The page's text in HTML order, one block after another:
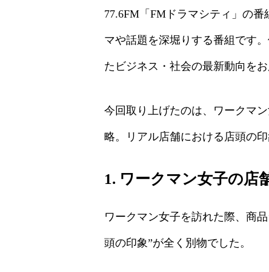
77.6FM「FMドラマシティ」の
マや話題を深堀りする番組です
たビジネス・社会の最新動向をお
今回取り上げたのは、ワークマ
略。リアル店舗における店頭の
1. ワークマン女子の店
ワークマン女子を訪れた際、商
頭の印象”が全く別物でした。